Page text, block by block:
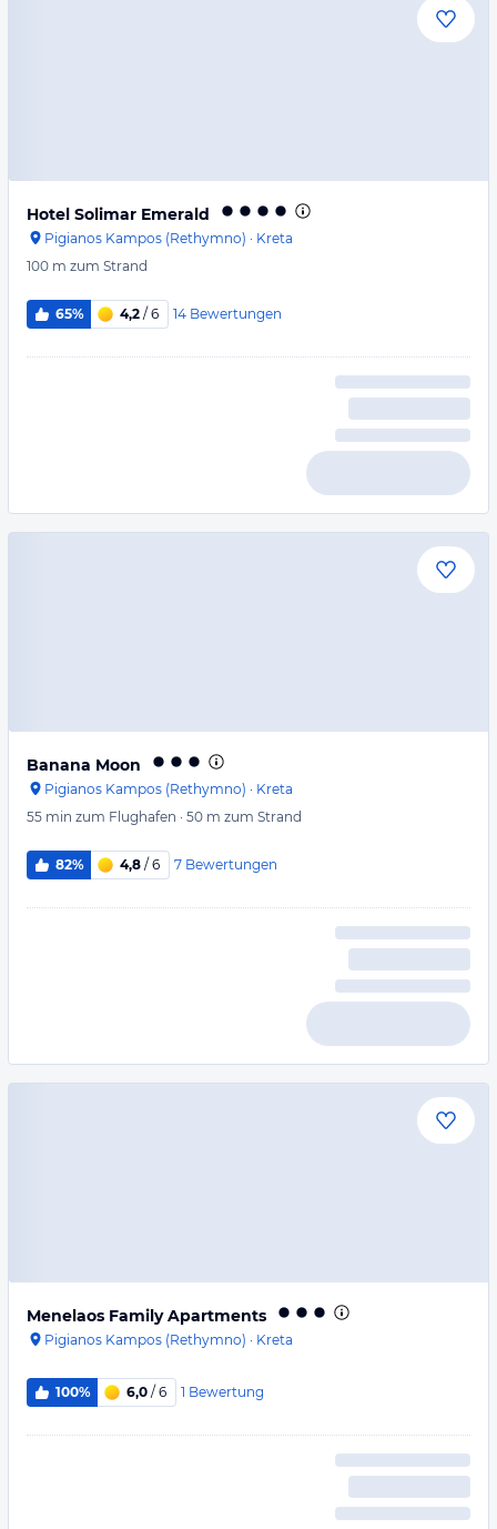
Hotel Solimar Emerald
Pigianos Kampos (Rethymno) · Kreta
100 m zum Strand
65% 4,2 / 6 14 Bewertungen
Banana Moon
Pigianos Kampos (Rethymno) · Kreta
55 min zum Flughafen · 50 m zum Strand
82% 4,8 / 6 7 Bewertungen
Menelaos Family Apartments
Pigianos Kampos (Rethymno) · Kreta
100% 6,0 / 6 1 Bewertung